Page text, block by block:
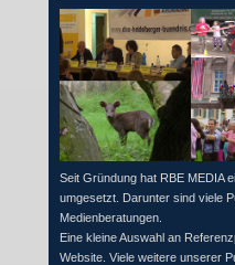
Seit Gründung hat RBE MEDIA
umgesetzt. Darunter sind viele
Medienberatungen.
Eine kleine Auswahl an
Website. Viele weitere unserer